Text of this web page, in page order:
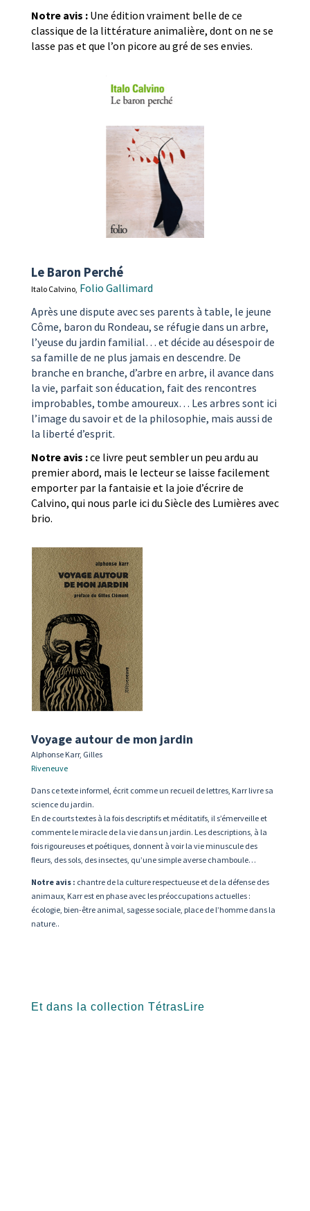
Notre avis : Une édition vraiment belle de ce
classique de la littérature animalière, dont on ne se
lasse pas et que l’on picore au gré de ses envies.
Le Baron Perché
Italo Calvino, Folio Gallimard
Après une dispute avec ses parents à table, le jeune
Côme, baron du Rondeau, se réfugie dans un arbre,
l’yeuse du jardin familial… et décide au désespoir de
sa famille de ne plus jamais en descendre. De
branche en branche, d’arbre en arbre, il avance dans
la vie, parfait son éducation, fait des rencontres
improbables, tombe amoureux… Les arbres sont ici
l’image du savoir et de la philosophie, mais aussi de
la liberté d’esprit.
Notre avis :ce livre peut sembler un peu ardu au
premier abord, mais le lecteur se laisse facilement
emporter par la fantaisie et la joie d’écrire de
Calvino, qui nous parle ici du Siècle des Lumières avec
brio.
Voyage autour de mon jardin
Alphonse Karr, Gilles
Riveneuve
Dans ce texte informel, écrit comme un recueil de lettres, Karr livre sa
science du jardin.
En de courts textes à la fois descriptifs et méditatifs, il s’émerveille et
commente le miracle de la vie dans un jardin. Les descriptions, à la
fois rigoureuses et poétiques, donnent à voir la vie minuscule des
fleurs, des sols, des insectes, qu’une simple averse chamboule…
Notre avis : chantre de la culture respectueuse et de la défense des
animaux, Karr est en phase avec les préoccupations actuelles :
écologie, bien-être animal, sagesse sociale, place de l’homme dans la
nature..
Et dans la collection TétrasLire